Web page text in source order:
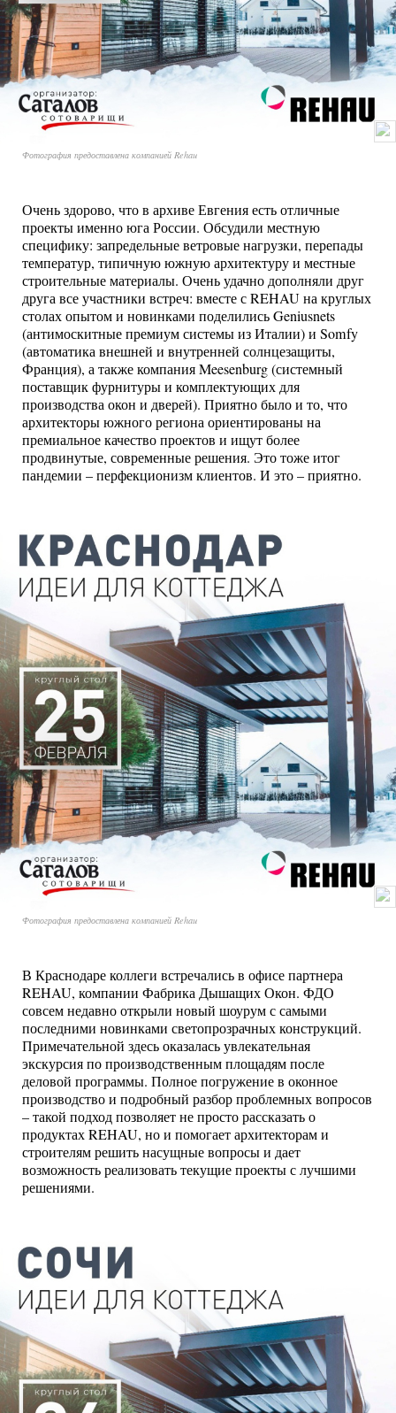
Фотография предоставлена компанией Rehau
Очень здорово, что в архиве Евгения есть отличные
проекты именно юга России. Обсудили местную
специфику: запредельные ветровые нагрузки, перепады
температур, типичную южную архитектуру и местные
строительные материалы. Очень удачно дополняли друг
друга все участники встреч: вместе с REHAU на круглых
столах опытом и новинками поделились Geniusnets
(антимоскитные премиум системы из Италии) и Somfy
(автоматика внешней и внутренней солнцезащиты,
Франция), а также компания Meesenburg (системный
поставщик фурнитуры и комплектующих для
производства окон и дверей). Приятно было и то, что
архитекторы южного региона ориентированы на
премиальное качество проектов и ищут более
продвинутые, современные решения. Это тоже итог
пандемии – перфекционизм клиентов. И это – приятно.
Фотография предоставлена компанией Rehau
В Краснодаре коллеги встречались в офисе партнера
REHAU, компании Фабрика Дышащих Окон. ФДО
совсем недавно открыли новый шоурум с самыми
последними новинками светопрозрачных конструкций.
Примечательной здесь оказалась увлекательная
экскурсия по производственным площадям после
деловой программы. Полное погружение в оконное
производство и подробный разбор проблемных вопросов
– такой подход позволяет не просто рассказать о
продуктах REHAU, но и помогает архитекторам и
строителям решить насущные вопросы и дает
возможность реализовать текущие проекты с лучшими
решениями.